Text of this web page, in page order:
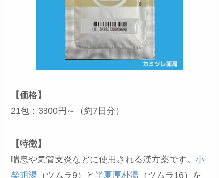
【価格】
21包：3800円～（約7日分）
【特徴】
喘息や気管支炎などに使用される漢方薬です。小
柴胡湯 （ツムラ9）と半夏厚朴湯 （ツムラ16）を